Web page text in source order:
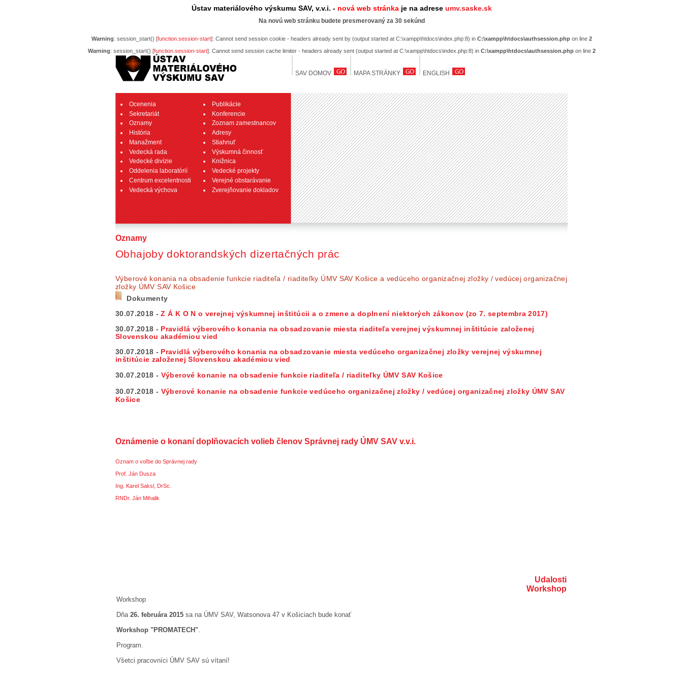
Ústav materiálového výskumu SAV, v.v.i. - nová web stránkaje na adrese umv.saske.sk
Na novú web stránku budete presmerovaný za 30 sekúnd
Warning: session_start() [function.session-start]: Cannot send session cookie - headers already sent by (output started at C:\xampp\htdocs\index.php:8) in C:\xampp\htdocs\authsession.phpon line 2
Warning: session_start() [function.session-start]: Cannot send session cache limiter - headers already sent (output started at C:\xampp\htdocs\index.php:8) in C:\xampp\htdocs\authsession.phpon line 2
SAV DOMOV MAPA STRÁNKY ENGLISH
Ocenenia
Sekretariát
Oznamy
História
Manažment
Vedecká rada
Vedecké divízie
Oddelenia laboratórií
Centrum excelentnosti
Vedecká výchova
Publikácie
Konferencie
Zoznam zamestnancov
Adresy
Stiahnuť
Výskumná činnosť
Knižnica
Vedecké projekty
Verejné obstarávanie
Zverejňovanie dokladov
Oznamy
Obhajoby doktorandských dizertačných prác
Výberové konania na obsadenie funkcie riaditeľa / riaditeľky ÚMV SAV Košice a vedúceho organizačnej zložky / vedúcej organizačnej
zložky ÚMV SAV Košice
Dokumenty
30.07.2018 -Z Á K O N o verejnej výskumnej inštitúcii a o zmene a doplnení niektorých zákonov (zo 7. septembra 2017)
30.07.2018 - Pravidlá výberového konania na obsadzovanie miesta riaditeľa verejnej výskumnej inštitúcie založenej
Slovenskou akadémiou vied
30.07.2018 - Pravidlá výberového konania na obsadzovanie miesta vedúceho organizačnej zložky verejnej výskumnej
inštitúcie založenej Slovenskou akadémiou vied
30.07.2018 - Výberové konanie na obsadenie funkcie riaditeľa / riaditeľky ÚMV SAV Košice
30.07.2018 - Výberové konanie na obsadenie funkcie vedúceho organizačnej zložky / vedúcej organizačnej zložky ÚMV SAV
Košice
Oznámenie o konaní doplňovacích volieb členov Správnej rady ÚMV SAV v.v.i.
Oznam o voľbe do Správnej rady
Prof. Ján Dusza
Ing. Karel Saksl, DrSc.
RNDr. Ján Mihalik
Udalosti
Workshop
Workshop
Dňa 26. februára 2015 sa na ÚMV SAV, Watsonova 47 v Košiciach bude konať
Workshop "PROMATECH"
Program.
Všetci pracovníci ÚMV SAV sú vítaní!